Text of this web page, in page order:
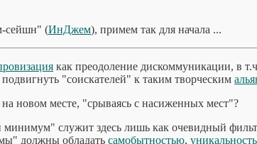
сейшн" (ИнДжем), примем так для начала ...
как преодоление дискоммуникации, в
"соискателей" к таким творческим
новом месте, "срываясь с насиженных мест"?
служит здесь лишь как очевидный
должны обладать самобытностью,